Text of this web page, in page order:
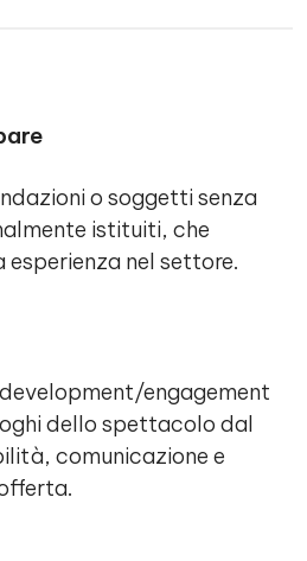
o soggetti senza
istituiti, che
nel settore.
engagement
dello spettacolo dal
comunicazione e